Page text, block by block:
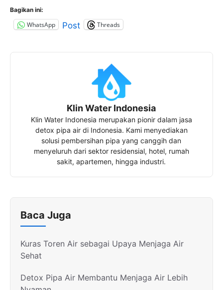
Bagikan ini:
WhatsApp Post Threads
Klin Water Indonesia
Klin Water Indonesia merupakan pionir dalam jasa
detox pipa air di Indonesia. Kami menyediakan
solusi pembersihan pipa yang canggih dan
menyeluruh dari sektor residensial, hotel, rumah
sakit, apartemen, hingga industri.
Baca Juga
Kuras Toren Air sebagai Upaya Menjaga Air
Sehat
Detox Pipa Air Membantu Menjaga Air Lebih